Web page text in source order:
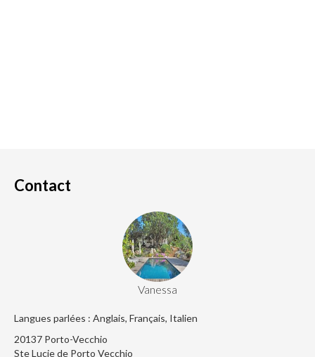
Contact
Vanessa
Langues parlées : Anglais, Français, Italien
20137 Porto-Vecchio
Ste Lucie de Porto Vecchio